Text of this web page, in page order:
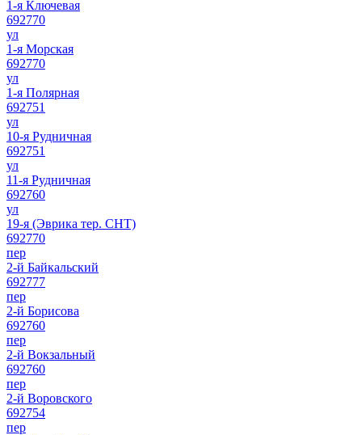
1-я Ключевая
692770
ул
1-я Морская
692770
ул
1-я Полярная
692751
ул
10-я Рудничная
692751
ул
11-я Рудничная
692760
ул
19-я (Эврика тер. СНТ)
692770
пер
2-й Байкальский
692777
пер
2-й Борисова
692760
пер
2-й Вокзальный
692760
пер
2-й Воровского
692754
пер